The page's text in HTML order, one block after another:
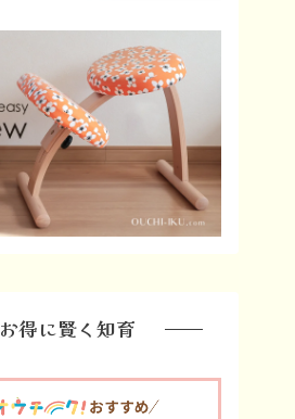
お得に賢く知育